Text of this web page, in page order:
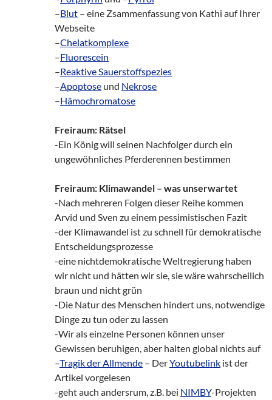
–Blut – eine Zsammenfassung von Kathi auf Ihrer
Webseite
–Chelatkomplexe
–Fluorescein
–Reaktive Sauerstoffspezies
–Apoptose und Nekrose
–Hämochromatose
Freiraum: Rätsel
-Ein König will seinen Nachfolger durch ein
ungewöhnliches Pferderennen bestimmen
Freiraum: Klimawandel – was unserwartet
-Nach mehreren Folgen dieser Reihe kommen
Arvid und Sven zu einem pessimistischen Fazit
-der Klimawandel ist zu schnell für demokratische
Entscheidungsprozesse
-eine nichtdemokratische Weltregierung haben
wir nicht und hätten wir sie, sie wäre wahrscheilich
braun und nicht grün
-Die Natur des Menschen hindert uns, notwendige
Dinge zu tun oder zu lassen
-Wir als einzelne Personen können unser
Gewissen beruhigen, aber halten global nichts auf
–Tragik der Allmende – DerYoutubelink ist der
Artikel vorgelesen
-geht auch andersrum, z.B. bei NIMBY-Projekten